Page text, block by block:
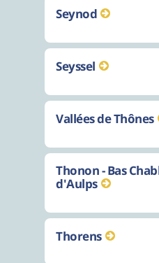
Seynod
Seyssel
Vallées de Thônes
Thonon - Bas
d'Aulps
Thorens